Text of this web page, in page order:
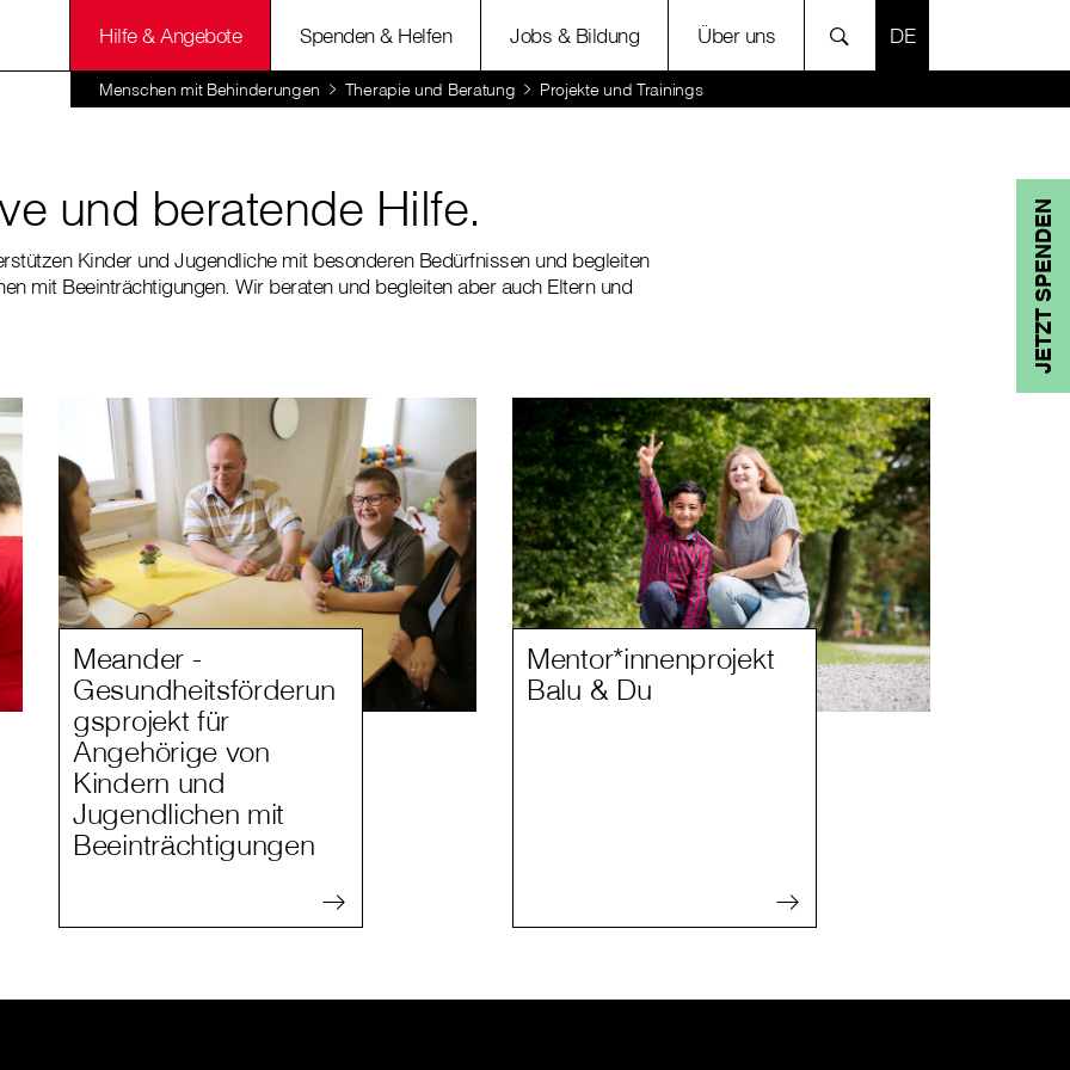
Hilfe & Angebote Spenden & Helfen Jobs & Bildung Über uns SPRACHE
Menschen mit Behinderungen Therapie und Beratung Projekte und Trainings
JETZT SPENDEN
und beratende Hilfe.
Kinder und Jugendliche mit besonderen Bedürfnissen und begleiten
mit Beeinträchtigungen. Wir beraten und begleiten aber auch Eltern und
Meander -
Gesundheitsförderun
gsprojekt für
Angehörige von
Kindern und
Jugendlichen mit
Beeinträchtigungen
Mentor*innenprojekt
Balu & Du